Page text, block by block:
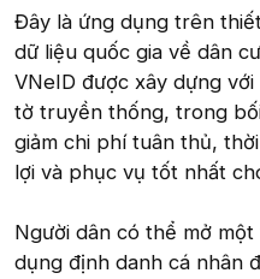
Đây là ứng dụng trên
dữ liệu quốc gia về dân
VNeID được xây dựng
tờ truyền thống, trong
giảm chi phí tuân thủ,
lợi và phục vụ tốt nhất
Người dân có thể mở
dụng định danh cá nhân